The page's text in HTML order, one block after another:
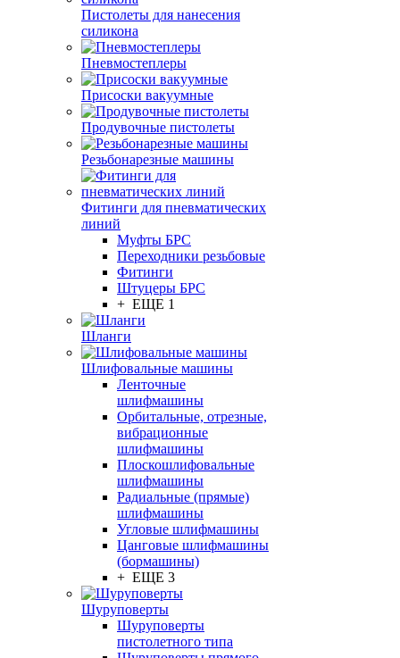
Пистолеты для нанесения
силикона
Пневмостеплеры
Присоски вакуумные
Продувочные пистолеты
Резьбонарезные машины
Фитинги для пневматических
линий
Муфты БРС
Переходники резьбовые
Фитинги
Штуцеры БРС
+ ЕЩЕ 1
Шланги
Шлифовальные машины
Ленточные
шлифмашины
Орбитальные, отрезные,
вибрационные
шлифмашины
Плоскошлифовальные
шлифмашины
Радиальные (прямые)
шлифмашины
Угловые шлифмашины
Цанговые шлифмашины
(бормашины)
+ ЕЩЕ 3
Шуруповерты
Шуруповерты
пистолетного типа